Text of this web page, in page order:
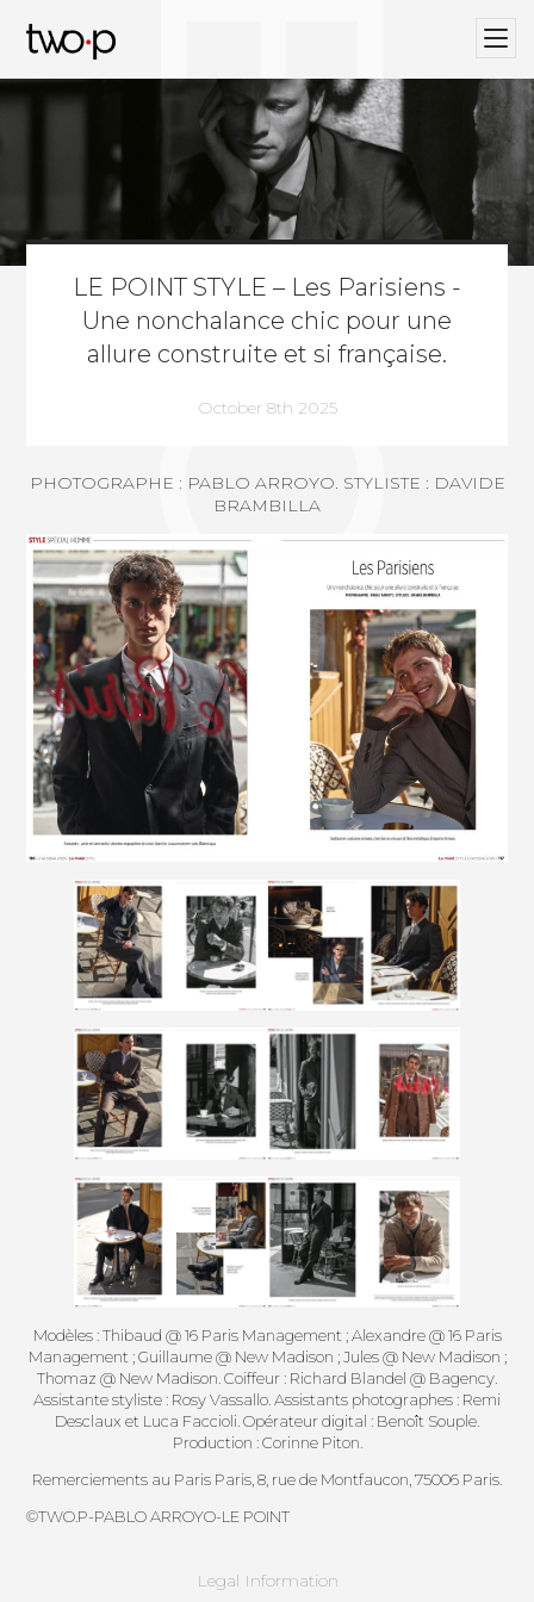
LE POINT STYLE – Les Parisiens -
Une nonchalance chic pour une
allure construite et si française.
October 8th 2025
PHOTOGRAPHE : PABLO ARROYO. STYLISTE : DAVIDE
BRAMBILLA
Modèles : Thibaud @ 16 Paris Management ; Alexandre @ 16 Paris
Management ; Guillaume @ New Madison ; Jules @ New Madison ;
Thomaz @ New Madison. Coiffeur : Richard Blandel @ Bagency.
Assistante styliste : Rosy Vassallo. Assistants photographes : Remi
Desclaux et Luca Faccioli. Opérateur digital : Benoît Souple.
Production : Corinne Piton.
Remerciements au Paris Paris, 8, rue de Montfaucon, 75006 Paris.
©TWO.P-PABLO ARROYO-LE POINT
BLOG
Legal Information